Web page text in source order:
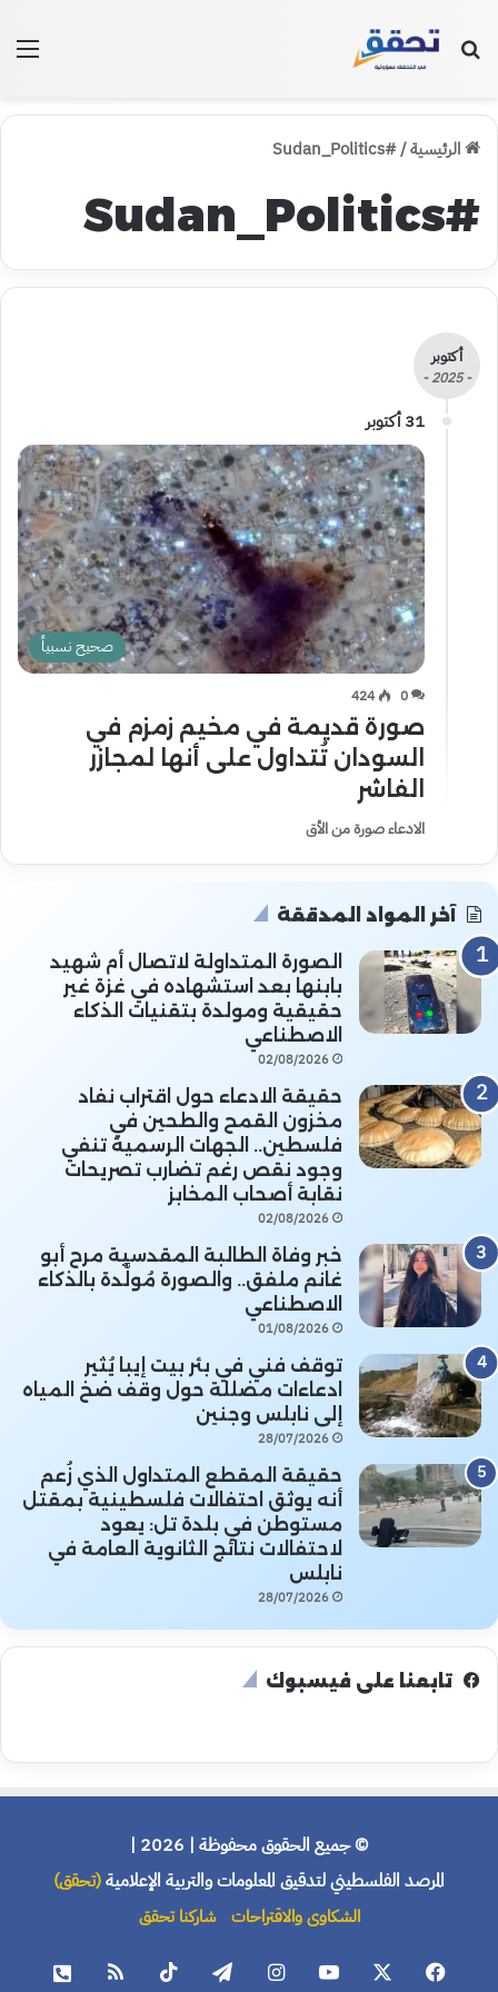
بحث عن
الرئيسية/
#Sudan_Politics
#Sudan_Politics
أكتوبر
- 2025 -
31 أكتوبر
صحيح نسبياً
0
424
صورة قديمة في مخيم زمزم في
السودان تُتداول على أنها لمجازر
الفاشر
الادعاء صورة من الأق
آخر المواد المدققة
الصورة المتداولة لاتصال أم شهيد
بابنها بعد استشهاده في غزة غير
حقيقية ومولدة بتقنيات الذكاء
الاصطناعي
02/08/2026
حقيقة الادعاء حول اقتراب نفاد
مخزون القمح والطحين في
فلسطين.. الجهات الرسمية تنفي
وجود نقص رغم تضارب تصريحات
نقابة أصحاب المخابز
02/08/2026
خبر وفاة الطالبة المقدسية مرح أبو
غانم ملفق.. والصورة مُولَّدة بالذكاء
الاصطناعي
01/08/2026
توقف فني في بئر بيت إيبا يُثير
ادعاءات مضللة حول وقف ضخ المياه
إلى نابلس وجنين
28/07/2026
حقيقة المقطع المتداول الذي زُعم
أنه يوثق احتفالات فلسطينية بمقتل
مستوطن في بلدة تل: يعود
لاحتفالات نتائج الثانوية العامة في
نابلس
28/07/2026
تابعنا على فيسبوك
© جميع الحقوق محفوظة | 2026 |
المرصد الفلسطيني لتدقيق المعلومات والتربية الإعلامية(تحقق)
الشكاوى والاقتراحات شاركنا تحقق
فيسبوك يوتيوب انستقرام تيلقرام ‫TikTok ملخص